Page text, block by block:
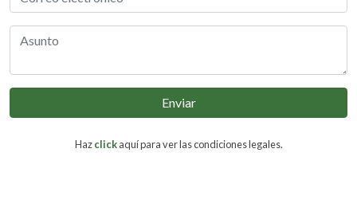
Enviar
Hazclickaquí para ver las condiciones legales.